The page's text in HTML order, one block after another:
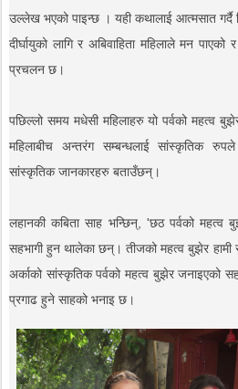
उल्लेख भएको पाइन्छ । यही कथालाई आत्मसात गर्दै
दीर्घायुको लागि र अबिवाहिता महिलाले मन
प्रचलन छ।
पछिल्लो समय मधेसी महिलाहरु यो पर्वको महत्व
महिलाबीच अन्तरंग सम्बन्धलाई सांस्कृतिक
सांस्कृतिक जानकारहरु बताउँछन्।
लहानकी कबिता साह भन्छिन्, 'छठ पर्वको महत्व
सहभागी हुन थालेका छन्। तीजको महत्व बुझेर
अर्काको सांस्कृतिक पर्वको महत्व बुझेर जनाइएको
प्रगाढ हुने साहको भनाइ छ।